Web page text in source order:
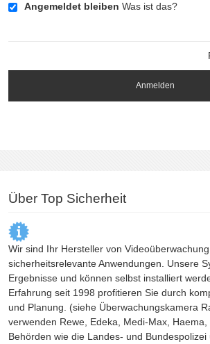
Angemeldet bleiben Was ist das?
Anmelden
Über Top Sicherheit
Wir sind Ihr Hersteller von
sicherheitsrelevante Anwendungen. Unsere
Ergebnisse und können selbst installiert
Erfahrung seit 1998 profitieren Sie durch
und Planung. (siehe Überwachungskamera
verwenden Rewe, Edeka, Medi-Max, Haema,
Behörden wie die Landes- und Bundespolizei